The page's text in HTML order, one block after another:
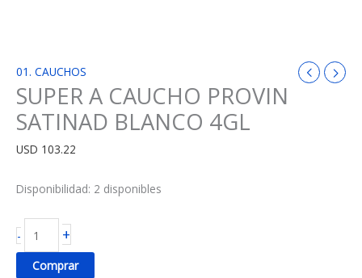
01. CAUCHOS
SUPER A CAUCHO PROVIN
SATINAD BLANCO 4GL
USD 103.22
Disponibilidad: 2 disponibles
- +
Comprar